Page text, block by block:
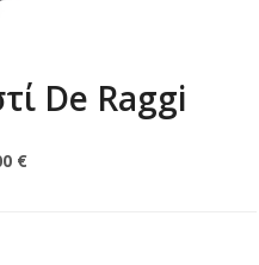
De Raggi
€